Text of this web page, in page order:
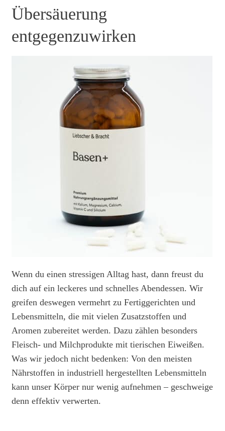
Übersäuerung
entgegenzuwirken
Wenn du einen stressigen Alltag hast, dann freust du
dich auf ein leckeres und schnelles Abendessen. Wir
greifen deswegen vermehrt zu Fertiggerichten und
Lebensmitteln, die mit vielen Zusatzstoffen und
Aromen zubereitet werden. Dazu zählen besonders
Fleisch- und Milchprodukte mit tierischen Eiweißen.
Was wir jedoch nicht bedenken: Von den meisten
Nährstoffen in industriell hergestellten Lebensmitteln
kann unser Körper nur wenig aufnehmen – geschweige
denn effektiv verwerten.